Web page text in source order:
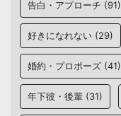
告白・アプローチ (91)
好きになれない (29)
婚約・プロポーズ (41)
年下彼・後輩 (31)